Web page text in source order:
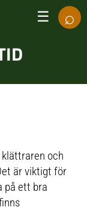
☰ ⌕
och
är viktigt för
på ett bra